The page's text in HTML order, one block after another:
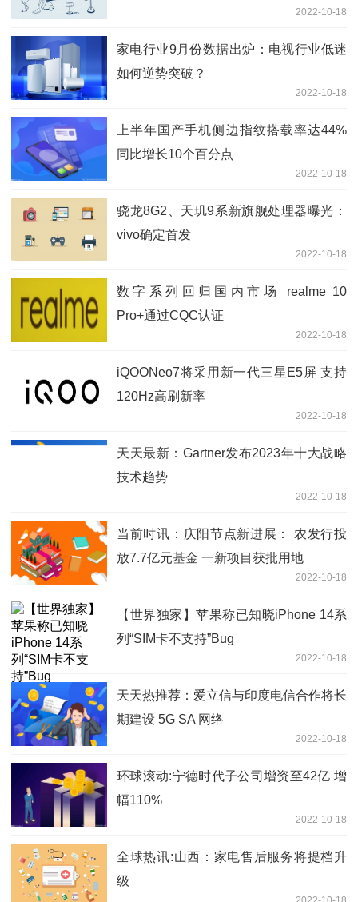
2022-10-18
家电行业9月份数据出炉：电视行业低迷
如何逆势突破？
2022-10-18
上半年国产手机侧边指纹搭载率达44%
同比增长10个百分点
2022-10-18
骁龙8G2、天玑9系新旗舰处理器曝光：
vivo确定首发
2022-10-18
数字系列回归国内市场 realme 10
Pro+通过CQC认证
2022-10-18
iQOONeo7将采用新一代三星E5屏 支持
120Hz高刷新率
2022-10-18
天天最新：Gartner发布2023年十大战略
技术趋势
2022-10-18
当前时讯：庆阳节点新进展： 农发行投
放7.7亿元基金 一新项目获批用地
2022-10-18
【世界独家】苹果称已知晓iPhone 14系
列“SIM卡不支持”Bug
2022-10-18
天天热推荐：爱立信与印度电信合作将长
期建设 5G SA 网络
2022-10-18
环球滚动:宁德时代子公司增资至42亿 增
幅110%
2022-10-18
全球热讯:山西：家电售后服务将提档升
级